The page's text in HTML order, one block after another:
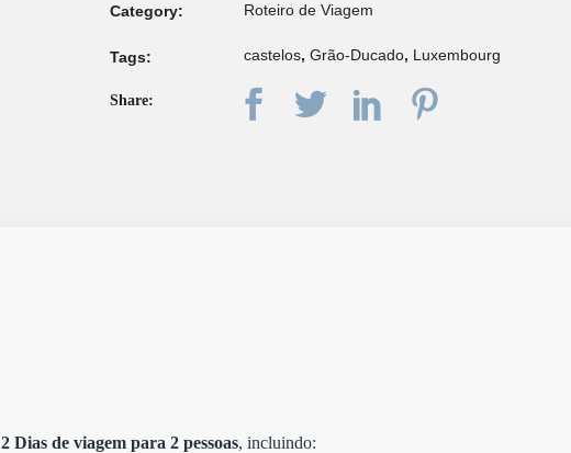
Category: Roteiro de Viagem
Tags: castelos, Grão-Ducado, Luxembourg
Share:
2 Dias de viagem para 2 pessoas, incluindo: